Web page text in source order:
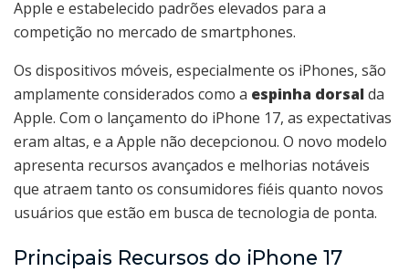
Apple e estabelecido padrões elevados para a
competição no mercado de smartphones.
Os dispositivos móveis, especialmente os iPhones, são
amplamente considerados como a espinha dorsal da
Apple. Com o lançamento do iPhone 17, as expectativas
eram altas, e a Apple não decepcionou. O novo modelo
apresenta recursos avançados e melhorias notáveis
que atraem tanto os consumidores fiéis quanto novos
usuários que estão em busca de tecnologia de ponta.
Principais Recursos do iPhone 17